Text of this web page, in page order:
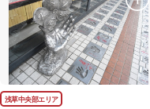
浅草中央部エリア